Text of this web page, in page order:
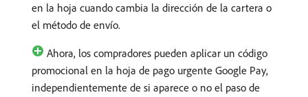
en la hoja cuando cambia la dirección de la cartera o
el método de envío.
Ahora, los compradores pueden aplicar un código
promocional en la hoja de pago urgente Google Pay,
independientemente de si aparece o no el paso de